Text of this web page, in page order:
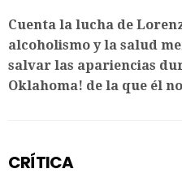
Cuenta la lucha de
alcoholismo y la salud
salvar las apariencias
Oklahoma! de la que él
CRÍTICA